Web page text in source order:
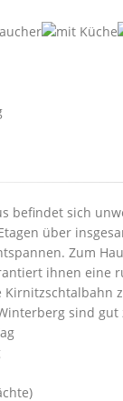
befindet sich
über
Zum
ihnen eine
Kirnitzschtalbahn
sind gut